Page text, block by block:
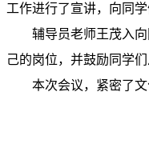
工作进行了宣讲，向同
辅导员老师王茂入
己的岗位，并鼓励同学
本次会议，紧密了